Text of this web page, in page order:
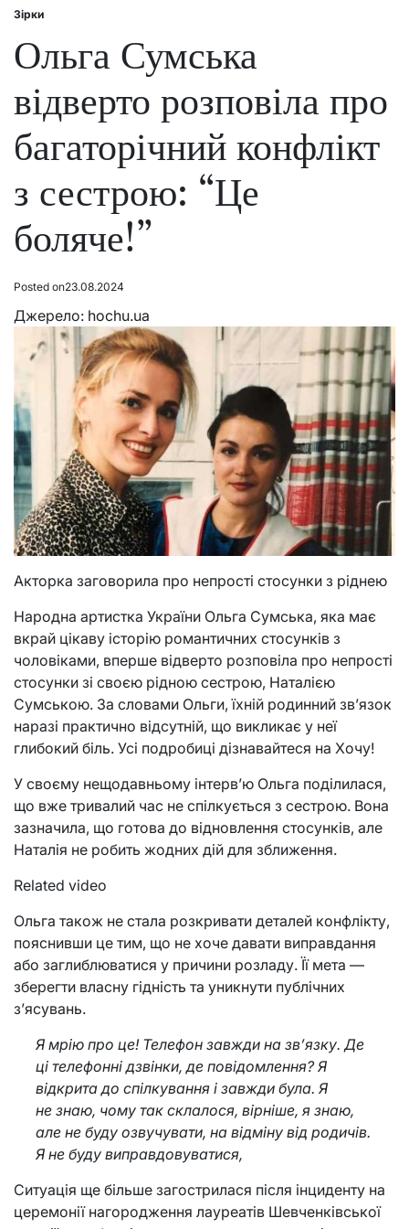
Posted
Зірки
Ольга Сумська
відверто розповіла про
багаторічний конфлікт
з сестрою: “Це
боляче!”
Posted on23.08.2024
Джерело: hochu.ua
Акторка заговорила про непрості стосунки з ріднею
Народна артистка України Ольга Сумська, яка має
вкрай цікаву історію романтичних стосунків з
чоловіками, вперше відверто розповіла про непрості
стосунки зі своєю рідною сестрою, Наталією
Сумською. За словами Ольги, їхній родинний зв’язок
наразі практично відсутній, що викликає у неї
глибокий біль. Усі подробиці дізнавайтеся на Хочу!
У своєму нещодавньому інтерв’ю Ольга поділилася,
що вже тривалий час не спілкується з сестрою. Вона
зазначила, що готова до відновлення стосунків, але
Наталія не робить жодних дій для зближення.
Related video
Ольга також не стала розкривати деталей конфлікту,
пояснивши це тим, що не хоче давати виправдання
або заглиблюватися у причини розладу. Її мета —
зберегти власну гідність та уникнути публічних
з’ясувань.
Я мрію про це! Телефон завжди на зв’язку. Де
ці телефонні дзвінки, де повідомлення? Я
відкрита до спілкування і завжди була. Я
не знаю, чому так склалося, вірніше, я знаю,
але не буду озвучувати, на відміну від родичів.
Я не буду виправдовуватися,
Ситуація ще більше загострилася після інциденту на
церемонії нагородження лауреатів Шевченківської